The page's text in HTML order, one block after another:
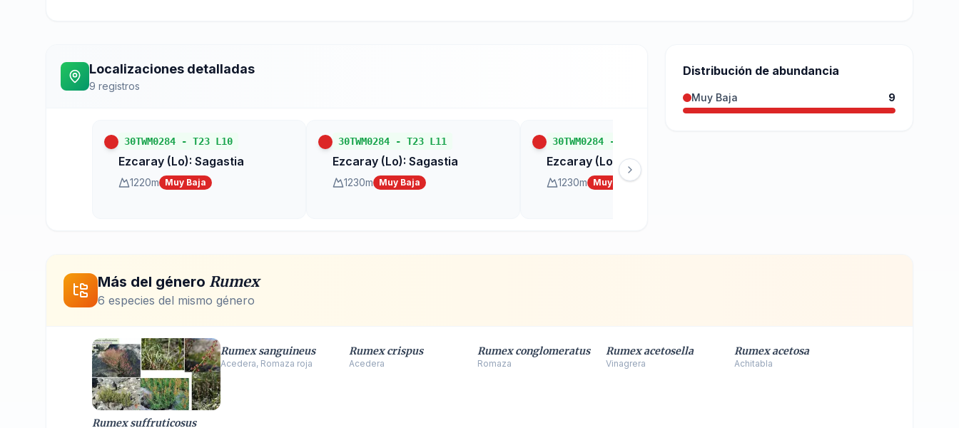
Localizaciones detalladas
9 registros
30TWM0284 - T23 L10
Ezcaray (Lo): Sagastia
1220m Muy Baja
30TWM0284 - T23 L11
Ezcaray (Lo): Sagastia
1230m Muy Baja
30TWM0284 -
Ezcaray (Lo): Sagastia
1230m Muy Baja
Distribución de abundancia
Muy Baja 9
Más del género Rumex
6 especies del mismo género
Rumex suffruticosus
Rumex sanguineus
Acedera, Romaza roja
Rumex crispus
Acedera
Rumex conglomeratus
Romaza
Rumex acetosella
Vinagrera
Rumex acetosa
Achitabla